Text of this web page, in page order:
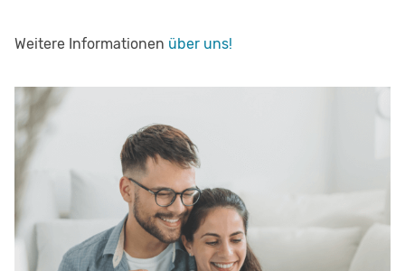
Weitere Informationen über uns!